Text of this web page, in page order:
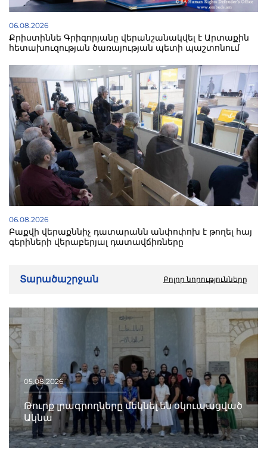
06.08.2026
Քրիստիննե Գրիգորյանը վերանշանակվել է Արտաքին
հետախուզության ծառայության պետի պաշտոնում
06.08.2026
Բաքվի վերաքննիչ դատարանն անփոփոխ է թողել հայ
գերիների վերաբերյալ դատավճիռները
Տարածաշրջան Բոլոր նորությունները
05.08.2026
Թուրք լրագրողները մեկնել են օկուպացված
Ակնա